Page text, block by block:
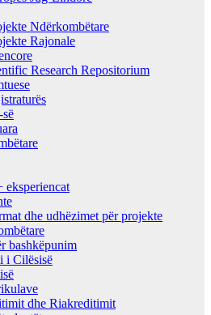
Ndërkombëtare
Rajonale
Research Repositorium
eksperiencat
dhe udhëzimet për projekte
bashkëpunim
i Cilësisë
dhe Riakreditimit